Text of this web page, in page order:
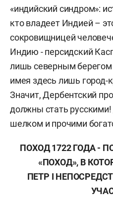
«индийский синдром»:
кто владеет Индией –
сокровищницей
Индию - персидский
лишь северным берегом
имея здесь лишь город-
Значит, Дербентский
должны стать
шелком и прочими
ПОХОД 1722 ГОДА -
«ПОХОД», В
ПЕТР I